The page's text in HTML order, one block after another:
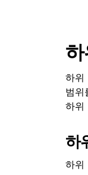
하위
범위
하위
하
하위